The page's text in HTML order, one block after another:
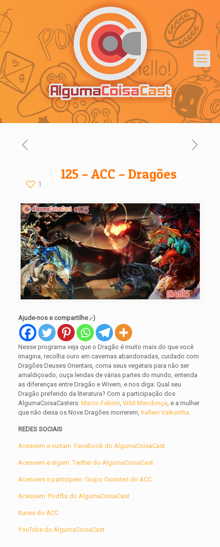
1
125 – ACC – Dragões
Ajude-nos e compartilhe ;-)
Nesse programa veja que o Dragão é muito mais do que você
imagina, recolha ouro em cavernas abandonadas, cuidado com
Dragões Deuses Orientais, coma seus vegetais para não ser
amaldiçoado, ouça lendas de várias partes do mundo, entenda
as diferenças entre Dragão e Wivern, e nos diga: Qual seu
Dragão preferido da literatura? Com a participação dos
AlgumaCoisaCasters:Marco Febrini,Wild Mendonça, e a mulher
que não deixa os Nove Dragões morrerem,Kelleni Vaikuntha.
REDES SOCIAIS
Acessem e curtam: Facebook do AlgumaCoisaCast
Acessem e sigam: Twitter do AlgumaCoisaCast
Acessem e participem: Grupo Ouvintes do ACC
Acessem: Podflix do AlgumaCoisaCast
Itunes do ACC
YouTube do AlgumaCoisaCast